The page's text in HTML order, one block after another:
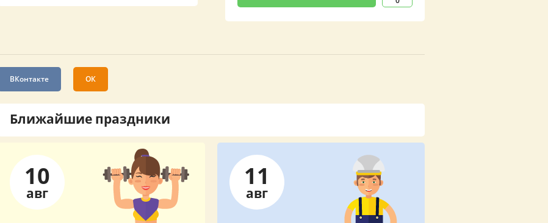
ВКонтакте ОК
Ближайшие праздники
10
авг
11
авг